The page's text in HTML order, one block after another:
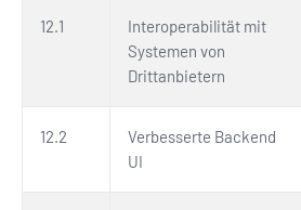
12.1
Interoperabilität mit
Systemen von
Drittanbietern
12.2
Verbesserte Backend
UI